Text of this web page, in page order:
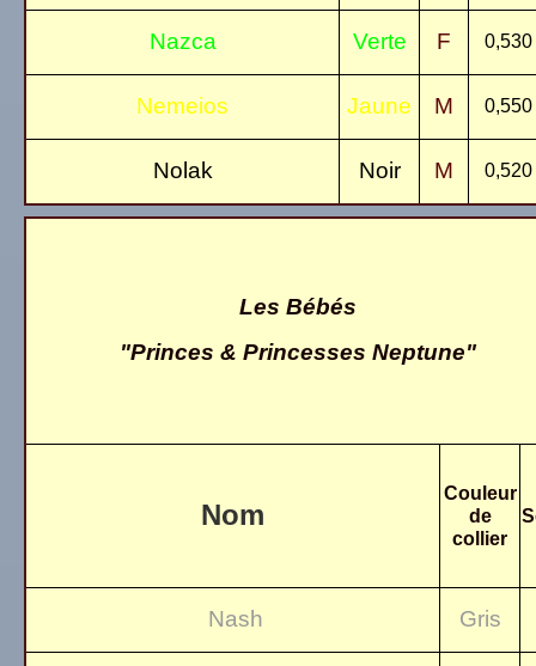
Nazca Verte F 0,530
Nemeios Jaune M 0,550
Nolak Noir M 0,520
Les Bébés
"Princes & Princesses Neptune"
Nom
Couleur
de
collier
Nash Gris